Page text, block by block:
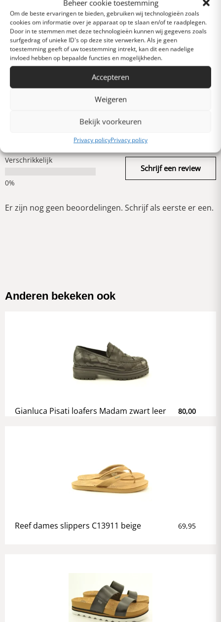
Beheer cookie toestemming
Om de beste ervaringen te bieden, gebruiken wij technologieën zoals
cookies om informatie over je apparaat op te slaan en/of te raadplegen.
Door in te stemmen met deze technologieën kunnen wij gegevens zoals
surfgedrag of unieke ID's op deze site verwerken. Als je geen
toestemming geeft of uw toestemming intrekt, kan dit een nadelige
invloed hebben op bepaalde functies en mogelijkheden.
Accepteren
Weigeren
Bekijk voorkeuren
Privacy policyPrivacy policy
basis van 0 reviews)
Uitstekend
Heel goed
Verschrikkelijk
Schrijf een review
Er zijn nog geen beoordelingen. Schrijf als eerste er een.
Anderen bekeken ook
Gianluca Pisati loafers Madam zwart leer 80,00
Reef dames slippers C13911 beige 69,95